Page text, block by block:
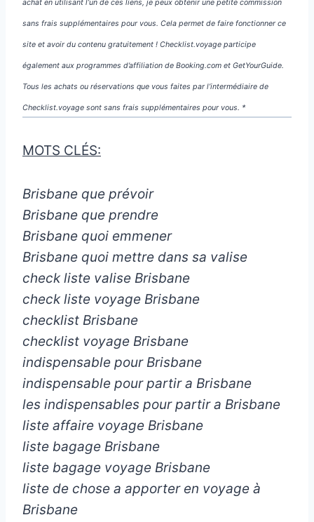
achat en utilisant l’un de ces liens, je peux obtenir une petite commission
sans frais supplémentaires pour vous. Cela permet de faire fonctionner ce
site et avoir du contenu gratuitement ! Checklist.voyage participe
également aux programmes d’affiliation de Booking.com et GetYourGuide.
Tous les achats ou réservations que vous faites par l’intermédiaire de
Checklist.voyage sont sans frais supplémentaires pour vous. *
MOTS CLÉS:
Brisbane que prévoir
Brisbane que prendre
Brisbane quoi emmener
Brisbane quoi mettre dans sa valise
check liste valise Brisbane
check liste voyage Brisbane
checklist Brisbane
checklist voyage Brisbane
indispensable pour Brisbane
indispensable pour partir a Brisbane
les indispensables pour partir a Brisbane
liste affaire voyage Brisbane
liste bagage Brisbane
liste bagage voyage Brisbane
liste de chose a apporter en voyage à
Brisbane